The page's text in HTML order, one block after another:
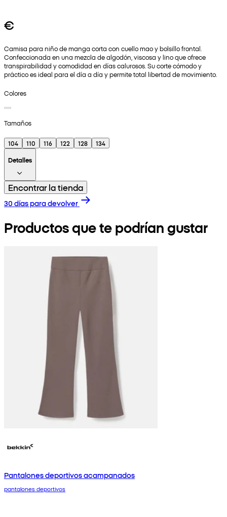
€
Camisa para niño de manga corta con cuello mao y bolsillo frontal.
Confeccionada en una mezcla de algodón, viscosa y lino que ofrece
transpirabilidad y comodidad en días calurosos. Su corte cómodo y
práctico es ideal para el día a día y permite total libertad de movimiento.
Colores
Tamaños
104 110 116 122 128
134
Detalles
Encontrar la tienda
30 días para devolver
Productos que te podrían gustar
Pantalones deportivos acampanados
pantalones deportivos